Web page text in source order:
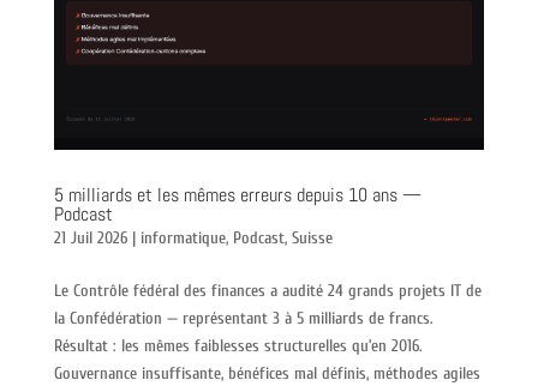
5 milliards et les mêmes erreurs depuis 10 ans —
Podcast
21 Juil 2026| informatique, Podcast, Suisse
Le Contrôle fédéral des finances a audité 24 grands projets IT de
la Confédération — représentant 3 à 5 milliards de francs.
Résultat : les mêmes faiblesses structurelles qu’en 2016.
Gouvernance insuffisante, bénéfices mal définis, méthodes agiles